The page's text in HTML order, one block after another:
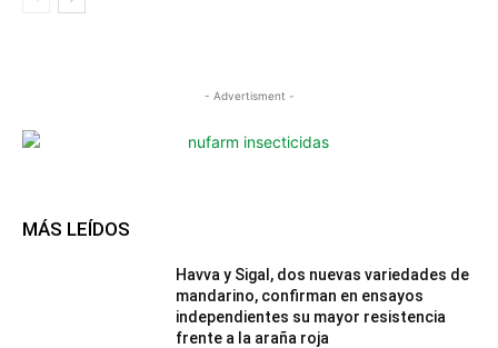
- Advertisment -
MÁS LEÍDOS
Havva y Sigal, dos nuevas variedades de
mandarino, confirman en ensayos
independientes su mayor resistencia
frente a la araña roja